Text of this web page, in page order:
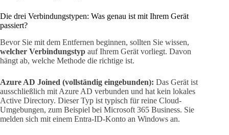
Die drei Verbindungstypen: Was genau ist mit Ihrem Gerät
passiert?
Bevor Sie mit dem Entfernen beginnen, sollten Sie wissen,
welcher Verbindungstyp auf Ihrem Gerät vorliegt. Davon
hängt ab, welche Methode die richtige ist.
Azure AD Joined (vollständig eingebunden): Das Gerät ist
ausschließlich mit Azure AD verbunden und hat kein lokales
Active Directory. Dieser Typ ist typisch für reine Cloud-
Umgebungen, zum Beispiel bei Microsoft 365 Business. Sie
melden sich mit einem Entra-ID-Konto an Windows an.